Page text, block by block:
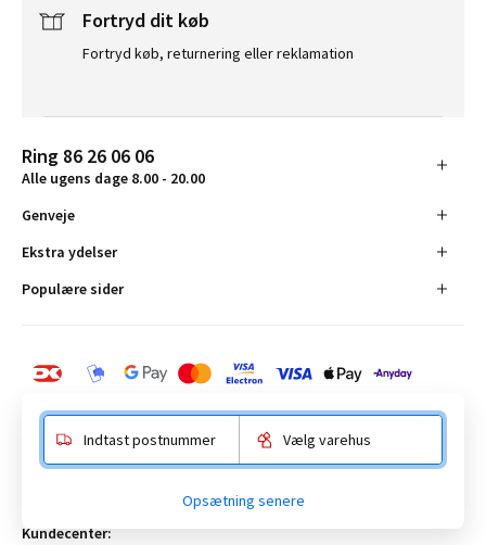
Fortryd dit køb
Fortryd køb, returnering eller reklamation
Ring 86 26 06 06
Alle ugens dage 8.00 - 20.00
Genveje
Ekstra ydelser
Populære sider
Anelystparken 16, 8381 Tilst. CVR-nummer 19555305
Kundecenter:
Indtast postnummer Vælg varehus
Opsætning senere